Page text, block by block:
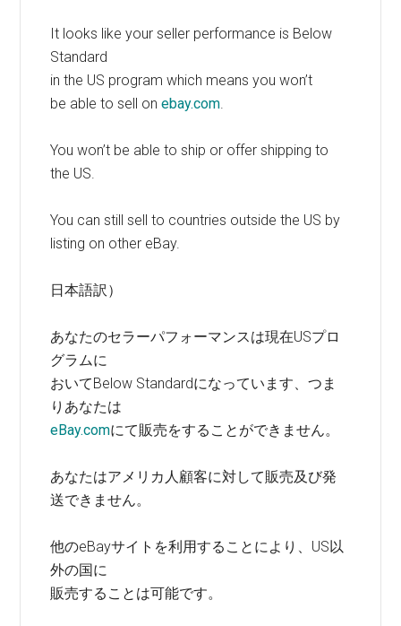
It looks like your seller performance is Below
Standard
in the US program which means you won’t
be able to sell onebay.com.
You won’t be able to ship or offer shipping to
the US.
You can still sell to countries outside the US by
listing on other eBay.
日本語訳）
あなたのセラーパフォーマンスは現在USプロ
グラムに
おいてBelow Standardになっています、つま
りあなたは
eBay.comにて販売をすることができません。
あなたはアメリカ人顧客に対して販売及び発
送できません。
他のeBayサイトを利用することにより、US以
外の国に
販売することは可能です。